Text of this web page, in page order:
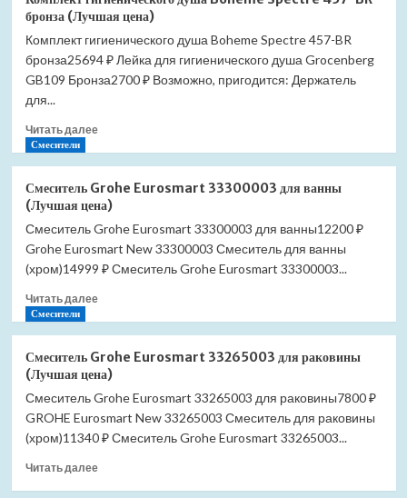
Grohe
Eurosmart
33305002
для
ванны
бронза (Лучшая цена)
Комплект гигиенического душа Boheme Spectre 457-BR
бронза25694 ₽ Лейка для гигиенического душа Grocenberg
GB109 Бронза2700 ₽ Возможно, пригодится: Держатель
для...
Читать далееПрочитать
Комплект
гигиенического
душа
Boheme
Spectre
457-
бронза
цена)
Смесители
Смеситель Grohe Eurosmart 33300003 для ванны
(Лучшая цена)
Смеситель Grohe Eurosmart 33300003 для ванны12200 ₽
Grohe Eurosmart New 33300003 Смеситель для ванны
(хром)14999 ₽ Смеситель Grohe Eurosmart 33300003...
Читать далееПрочитать
Смеситель
Grohe
Eurosmart
33300003
для
ванны
цена)
Смесители
Смеситель Grohe Eurosmart 33265003 для раковины
(Лучшая цена)
Смеситель Grohe Eurosmart 33265003 для раковины7800 ₽
GROHE Eurosmart New 33265003 Смеситель для раковины
(хром)11340 ₽ Смеситель Grohe Eurosmart 33265003...
Читать далееПрочитать